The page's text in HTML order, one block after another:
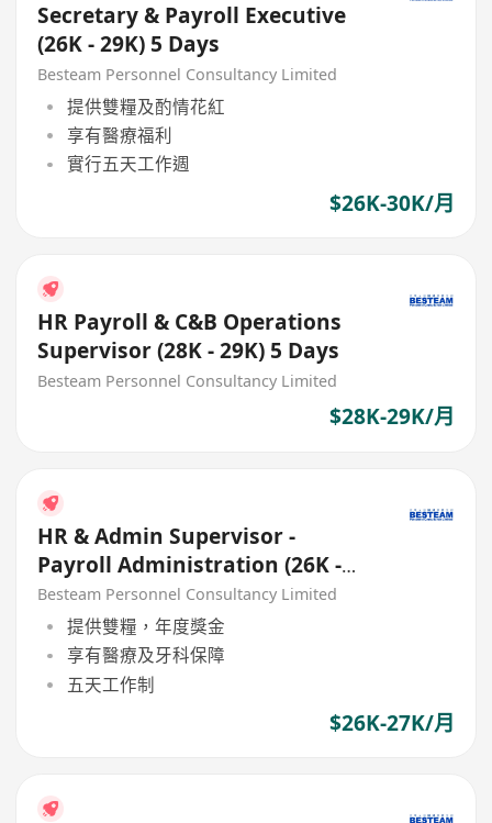
Secretary & Payroll Executive
(26K - 29K) 5 Days
Besteam Personnel Consultancy Limited
提供雙糧及酌情花紅
享有醫療福利
實行五天工作週
$26K-30K/月
HR Payroll & C&B Operations
Supervisor (28K - 29K) 5 Days
Besteam Personnel Consultancy Limited
$28K-29K/月
HR & Admin Supervisor -
Payroll Administration (26K -
27K) Good Benefits
Besteam Personnel Consultancy Limited
提供雙糧，年度獎金
享有醫療及牙科保障
五天工作制
$26K-27K/月